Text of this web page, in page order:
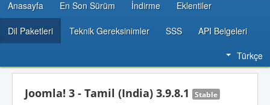
Anasayfa En Son Sürüm İndirme Eklentiler
Dil Paketleri Teknik Gereksinimler SSS API Belgeleri
Türkçe
Joomla! 3 - Tamil (India) 3.9.8.1 Stable